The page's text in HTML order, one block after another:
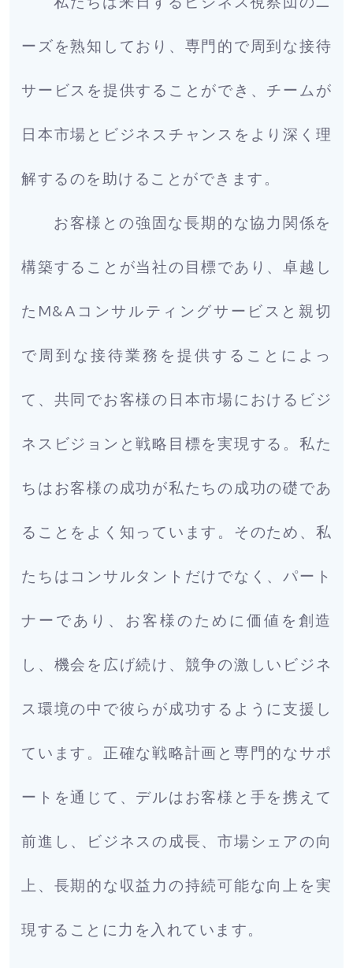
ーズを熟知しており、専門的で周到な接待
サービスを提供することができ、チームが
日本市場とビジネスチャンスをより深く理
解するのを助けることができます。
お客様との強固な長期的な協力関係を
構築することが当社の目標であり、卓越し
たM&Aコンサルティングサービスと親切
で周到な接待業務を提供することによっ
て、共同でお客様の日本市場におけるビジ
ネスビジョンと戦略目標を実現する。私た
ちはお客様の成功が私たちの成功の礎であ
ることをよく知っています。そのため、私
たちはコンサルタントだけでなく、パート
ナーであり、お客様のために価値を創造
し、機会を広げ続け、競争の激しいビジネ
ス環境の中で彼らが成功するように支援し
ています。正確な戦略計画と専門的なサポ
ートを通じて、デルはお客様と手を携えて
前進し、ビジネスの成長、市場シェアの向
上、長期的な収益力の持続可能な向上を実
現することに力を入れています。